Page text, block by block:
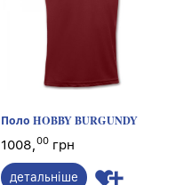
Поло HOBBY BURGUNDY
1008,00 грн
детальніше